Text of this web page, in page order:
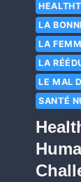
LA
LA
LA
LE MAL
SANTÉ